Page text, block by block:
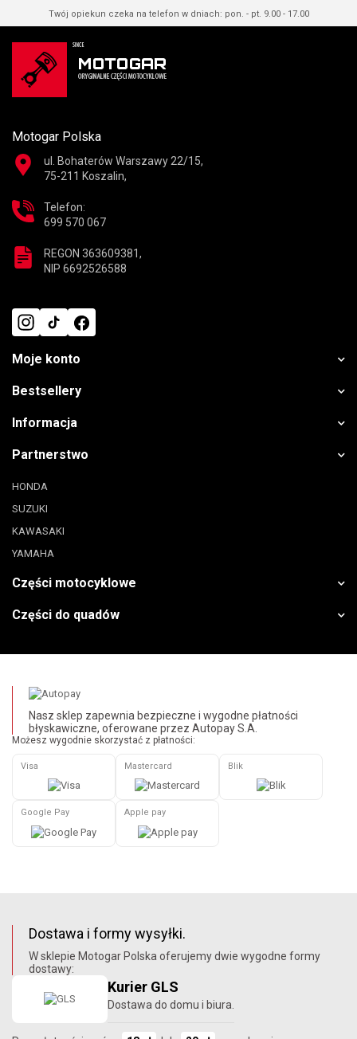
Twój opiekun czeka na telefon w dniach: pon. - pt. 9.00 - 17.00
Motogar Polska
ul. Bohaterów Warszawy 22/15,
75-211 Koszalin,
Telefon:
699 570 067
REGON 363609381,
NIP 6692526588
Moje konto
Bestsellery
Informacja
Partnerstwo
HONDA
SUZUKI
KAWASAKI
YAMAHA
Części motocyklowe
Części do quadów
Nasz sklep zapewnia bezpieczne i wygodne płatności
błyskawiczne, oferowane przez Autopay S.A.
Możesz wygodnie skorzystać z płatności:
Visa Mastercard Blik
Google Pay Apple pay
Dostawa i formy wysyłki.
W sklepie Motogar Polska oferujemy dwie wygodne formy
dostawy:
Kurier GLS
Dostawa do domu i biura.